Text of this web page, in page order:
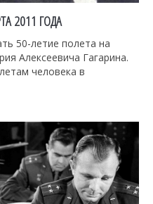
2011 ГОДА
50-летие полета на
Алексеевича Гагарина.
человека в